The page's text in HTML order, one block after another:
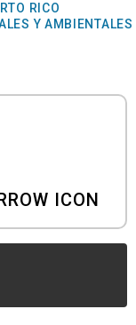
RICO
Y AMBIENTALES